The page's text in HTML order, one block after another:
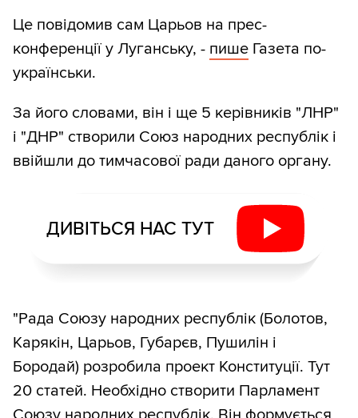
Це повідомив сам Царьов на прес-
конференції у Луганську, - пише Газета по-
українськи.
За його словами, він і ще 5 керівників "ЛНР"
і "ДНР" створили Союз народних республік і
ввійшли до тимчасової ради даного органу.
ДИВІТЬСЯ НАС ТУТ
"Рада Союзу народних республік (Болотов,
Карякін, Царьов, Губарєв, Пушилін і
Бородай) розробила проект Конституції. Тут
20 статей. Необхідно створити Парламент